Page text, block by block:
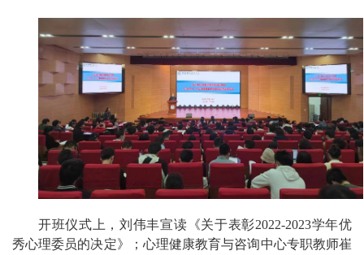
开班仪式上，刘伟丰宣读《关于表彰2022-2023学年优
秀心理委员的决定》；心理健康教育与咨询中心专职教师崔